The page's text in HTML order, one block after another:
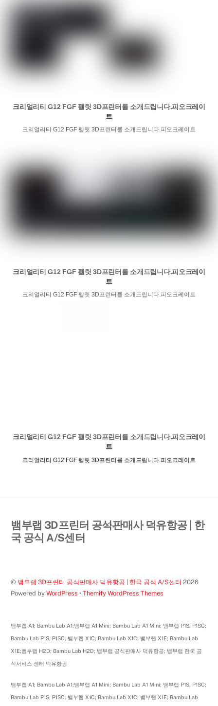
크리얼리티 G12 FGF 펠릿 3D프린터를 소개드립니다.피오크레이
트
크리얼리티 G12 FGF 펠릿 3D프린터를 소개드립니다.피오크레이트
크리얼리티 G12 FGF 펠릿 3D프린터를 소개드립니다.피오크레이
트
크리얼리티 G12 FGF 펠릿 3D프린터를 소개드립니다.피오크레이트
크리얼리티 G12 FGF 펠릿 3D프린터를 소개드립니다.피오크레이
트
크리얼리티 G12 FGF 펠릿 3D프린터를 소개드립니다.피오크레이트
Back
뱀부랩 3D프린터 공식판매사 덕유항공 | 한
국 공식 A/S센터
© 뱀부랩 3D프린터 공식판매사 덕유항공 | 한국 공식 A/S센터 2026
Powered byWordPress •Themify WordPress Themes
뱀부랩 A1; Bambu Lab A1;뱀부랩 A1 Mini; Bambu Lab A1 Mini; 뱀부랩 P1S, P1SC;
Bambu Lab P1S, P1SC; 뱀부랩 X1C; Bambu Lab X1C; 뱀부랩 X1E; Bambu Lab
X1E;뱀부랩 H2D; Bambu Lab H2D; 뱀부랩 공식판매사 덕유항공; 뱀부랩 한국 공
식서비스 센터 덕유항공
뱀부랩 A1; Bambu Lab A1;뱀부랩 A1 Mini; Bambu Lab A1 Mini; 뱀부랩 P1S, P1SC;
Bambu Lab P1S, P1SC; 뱀부랩 X1C; Bambu Lab X1C; 뱀부랩 X1E; Bambu Lab